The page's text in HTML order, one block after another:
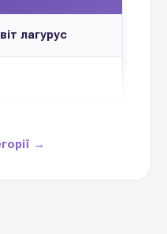
лагурус
→